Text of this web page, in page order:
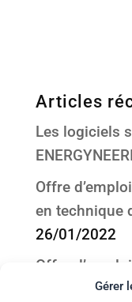
Gérer
Articles
Les logiciels
Offre
en technique
26/01/2022
Offre
en technique